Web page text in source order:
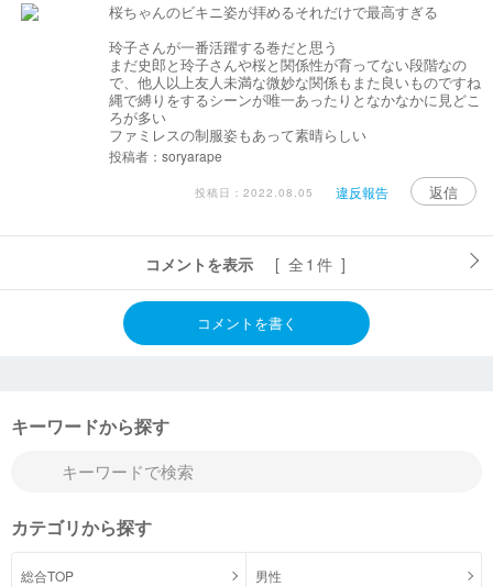
桜ちゃんのビキニ姿が拝めるそれだけで最高すぎる
玲子さんが一番活躍する巻だと思う
まだ史郎と玲子さんや桜と関係性が育ってない段階なの
で、他人以上友人未満な微妙な関係もまた良いものですね
縄で縛りをするシーンが唯一あったりとなかなかに見どこ
ろが多い
ファミレスの制服姿もあって素晴らしい
投稿者：soryarape
投稿日：2022.08.05 違反報告 返信
コメントを表示 [ 全1件 ]
コメントを書く
キーワードから探す
カテゴリから探す
総合TOP 男性